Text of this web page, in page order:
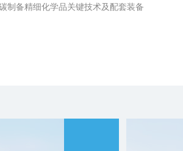
制备精细化学品关键技术及配套装备